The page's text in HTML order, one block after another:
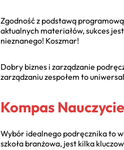
Zgodność z podstawą
aktualnych materiałów, sukces
nieznanego! Koszmar!
Dobry biznes i zarządzanie
zarządzaniu zespołem to
Kompas
Wybór idealnego podręcznika to
szkoła branżowa, jest kilka